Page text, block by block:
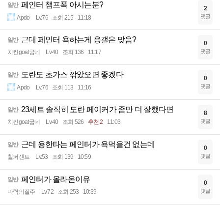
일반 페인터 챔프폭 아시는분?
Apdo Lv.76 조회 215 11:18
2
댓글
일반 근데 페인터 욕하는게 응갤은 맞음?
치킨goat굽네 Lv.40 조회 136 11:17
0
댓글
일반 도란도 초가스 깎았오면 좋겠다
Apdo Lv.76 조회 113 11:16
0
댓글
일반 23세트 솔직히 도란 페이커가 좀만 더 잘했다면
치킨goat굽네 Lv.40 조회 526 추천 2 11:03
8
댓글
일반 근데 용한타는 페인터가 욕먹을건 없는데
칠퍼센트 Lv.53 조회 139 10:59
0
댓글
일반 페인터가 올라온이유
마력의질주 Lv.72 조회 253 10:39
0
댓글